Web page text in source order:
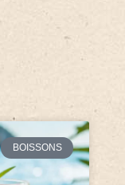
BOISSONS